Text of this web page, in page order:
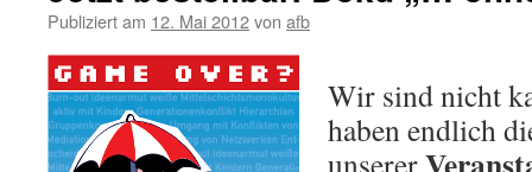
Publiziert am 12. Mai 2012von afb
Wir sind nicht
haben endlich
unserer